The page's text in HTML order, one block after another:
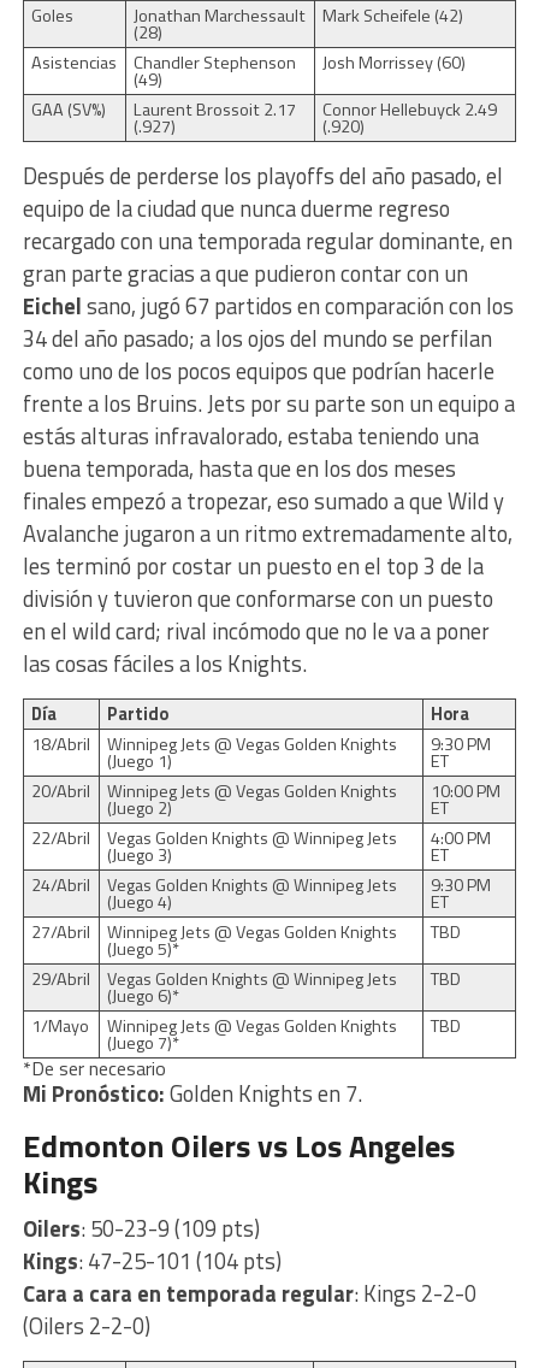
Goles
Jonathan Marchessault
(28)
Mark Scheifele (42)
Asistencias
Chandler Stephenson
(49)
Josh Morrissey (60)
GAA (SV%)
Laurent Brossoit 2.17
(.927)
Connor Hellebuyck 2.49
(.920)
Después de perderse los playoffs del año pasado, el
equipo de la ciudad que nunca duerme regreso
recargado con una temporada regular dominante, en
gran parte gracias a que pudieron contar con un
Eichelsano, jugó 67 partidos en comparación con los
34 del año pasado; a los ojos del mundo se perfilan
como uno de los pocos equipos que podrían hacerle
frente a los Bruins. Jets por su parte son un equipo a
estás alturas infravalorado, estaba teniendo una
buena temporada, hasta que en los dos meses
finales empezó a tropezar, eso sumado a que Wild y
Avalanche jugaron a un ritmo extremadamente alto,
les terminó por costar un puesto en el top 3 de la
división y tuvieron que conformarse con un puesto
en el wild card; rival incómodo que no le va a poner
las cosas fáciles a los Knights.
Día Partido
Hora
18/Abril
Winnipeg Jets @ Vegas Golden Knights
(Juego 1)
9:30 PM
ET
20/Abril
Winnipeg Jets @ Vegas Golden Knights
(Juego 2)
10:00 PM
ET
22/Abril
Vegas Golden Knights @ Winnipeg Jets
(Juego 3)
4:00 PM
ET
24/Abril
Vegas Golden Knights @ Winnipeg Jets
(Juego 4)
9:30 PM
ET
27/Abril
Winnipeg Jets @ Vegas Golden Knights
(Juego 5)*
TBD
29/Abril
Vegas Golden Knights @ Winnipeg Jets
(Juego 6)*
TBD
1/Mayo
Winnipeg Jets @ Vegas Golden Knights
(Juego 7)*
TBD
*De ser necesario
Mi Pronóstico:Golden Knights en 7.
Edmonton Oilers vs Los Angeles
Kings
Oilers: 50-23-9 (109 pts)
Kings: 47-25-101 (104 pts)
Cara a cara en temporada regular: Kings 2-2-0
(Oilers 2-2-0)